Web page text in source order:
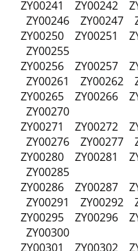
ZY00241 ZY00242
ZY00246 ZY00247
ZY00250 ZY00251
ZY00255
ZY00256 ZY00257
ZY00261 ZY00262
ZY00265 ZY00266
ZY00270
ZY00271 ZY00272
ZY00276 ZY00277
ZY00280 ZY00281
ZY00285
ZY00286 ZY00287
ZY00291 ZY00292
ZY00295 ZY00296
ZY00300
ZY00301 ZY00302